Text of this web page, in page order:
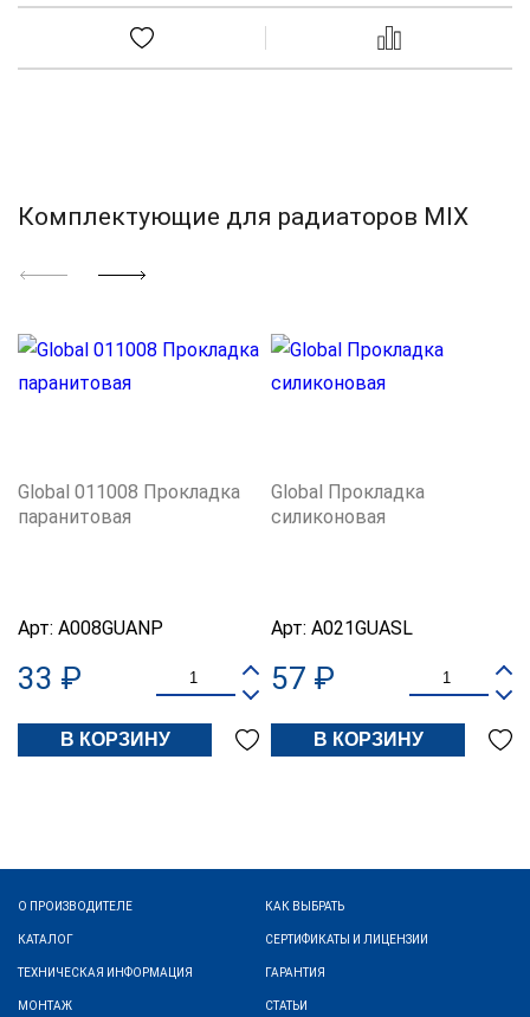
Комплектующие для радиаторов MIX
Global 011008 Прокладка
паранитовая
Арт: A008GUANP
33 ₽
В КОРЗИНУ
Global Прокладка
силиконовая
Арт: A021GUASL
57 ₽
В КОРЗИНУ
О ПРОИЗВОДИТЕЛЕ
КАТАЛОГ
ТЕХНИЧЕСКАЯ ИНФОРМАЦИЯ
МОНТАЖ
КАК ВЫБРАТЬ
СЕРТИФИКАТЫ И ЛИЦЕНЗИИ
ГАРАНТИЯ
СТАТЬИ